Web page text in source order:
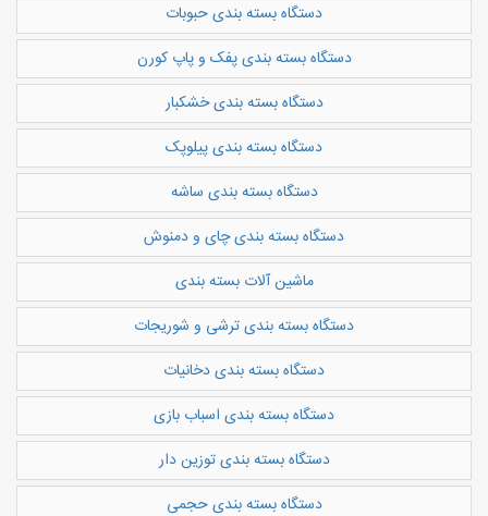
دستگاه بسته بندی حبوبات
دستگاه بسته بندی پفک و پاپ کورن
دستگاه بسته بندی خشکبار
دستگاه بسته بندی پیلوپک
دستگاه بسته بندی ساشه
دستگاه بسته بندی چای و دمنوش
ماشین آلات بسته بندی
دستگاه بسته بندی ترشی و شوریجات
دستگاه بسته بندی دخانیات
دستگاه بسته بندی اسباب بازی
دستگاه بسته بندی توزین دار
دستگاه بسته بندی حجمی